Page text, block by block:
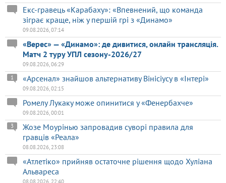
Екс-гравець «Карабаху»: «Впевнений, що команда
зіграє краще, ніж у першій грі з «Динамо»
09.08.2026, 07:14
«Верес» — «Динамо»: де дивитися, онлайн трансляція.
Матч 2 туру УПЛ сезону-2026/27
09.08.2026, 06:29
«Арсенал» знайшов альтернативу Вінісіусу в «Інтері»
1
09.08.2026, 02:15
Ромелу Лукаку може опинитися у «Фенербахче»
09.08.2026, 00:01
Жозе Моурінью запровадив суворі правила для
гравців «Реала»
3
08.08.2026, 23:08
«Атлетіко» прийняв остаточне рішення щодо Хуліана
Альвареса
08.08.2026, 22:40